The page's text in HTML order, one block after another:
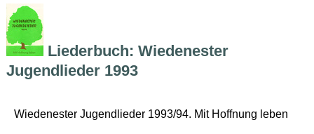
Liederbuch: Wiedenester
Jugendlieder 1993
Wiedenester Jugendlieder 1993/94. Mit Hoffnung leben